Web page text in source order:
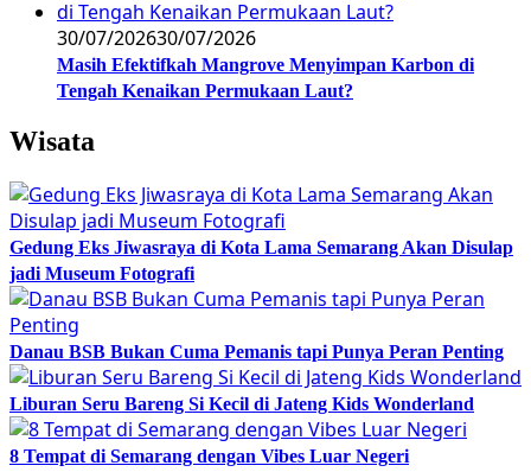
30/07/202630/07/2026
Masih Efektifkah Mangrove Menyimpan Karbon di
Tengah Kenaikan Permukaan Laut?
Wisata
Gedung Eks Jiwasraya di Kota Lama Semarang Akan Disulap
jadi Museum Fotografi
Danau BSB Bukan Cuma Pemanis tapi Punya Peran Penting
Liburan Seru Bareng Si Kecil di Jateng Kids Wonderland
8 Tempat di Semarang dengan Vibes Luar Negeri